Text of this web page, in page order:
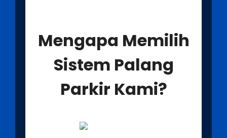
Mengapa Memilih
Sistem Palang
Parkir Kami?